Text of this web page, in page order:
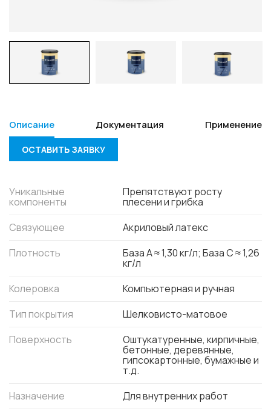
Описание Документация Применение
ОСТАВИТЬ ЗАЯВКУ
Уникальные
компоненты
Препятствуют росту
плесени и грибка
Связующее
Акриловый латекс
Плотность
База А ≈ 1,30 кг/л; База С ≈ 1,26
кг/л
Колеровка
Компьютерная и ручная
Тип покрытия
Шелковисто-матовое
Поверхность
Оштукатуренные, кирпичные,
бетонные, деревянные,
гипсокартонные, бумажные и
т.д.
Назначение
Для внутренних работ